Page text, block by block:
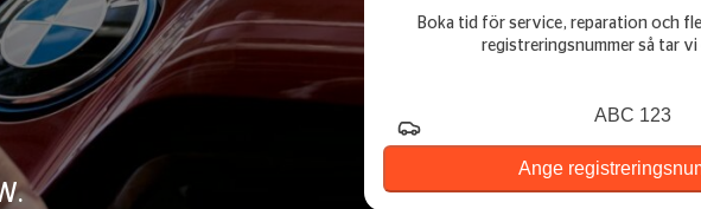
Boka tid för service, reparation och
registreringsnummer så tar vi
Ange